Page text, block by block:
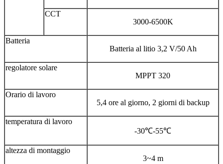
CCT
3000-6500K
Batteria
Batteria al litio 3,2 V/50 Ah
regolatore solare
MPPT 320
Orario di lavoro
5,4 ore al giorno, 2 giorni di backup
temperatura di lavoro
-30℃-55℃
altezza di montaggio
3~4 m